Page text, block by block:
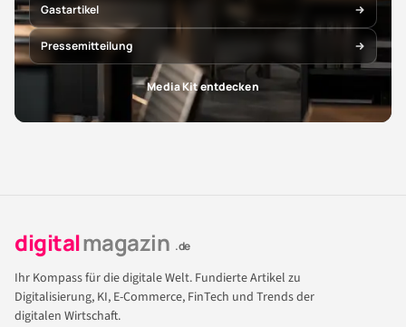
Gastartikel
Pressemitteilung
Media Kit entdecken
digitalmagazin .de
Ihr Kompass für die digitale Welt. Fundierte Artikel zu
Digitalisierung, KI, E-Commerce, FinTech und Trends der
digitalen Wirtschaft.